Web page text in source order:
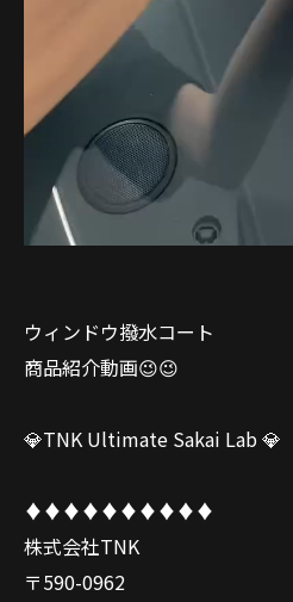
ウィンドウ撥水コート
商品紹介動画😉😉
💎TNK Ultimate Sakai Lab 💎
♦️♦️♦️♦️♦️♦️♦️♦️♦️♦️
株式会社TNK
〒590-0962